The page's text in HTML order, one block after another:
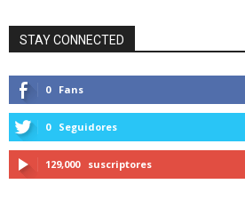
STAY CONNECTED
0 Fans
0 Seguidores
129,000 suscriptores